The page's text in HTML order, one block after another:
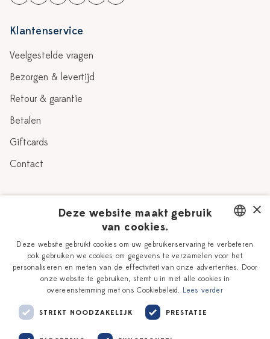
Klantenservice
Veelgestelde vragen
Bezorgen & levertijd
Retour & garantie
Betalen
Giftcards
Contact
Verhaal
Onze plateelschilders
Delfts Blauw
Workshops
Vacatures
Zakelijk
DUTCH
ENGLISH
×
Deze website maakt gebruik
van cookies.
Deze website gebruikt cookies om uw gebruikerservaring te verbeteren
ook gebruiken we cookies om gegevens te verzamelen voor het
personaliseren en meten van de effectiviteit van onze advertenties. Door
onze website te gebruiken, stemt u in met alle cookies in
overeenstemming met ons Cookiebeleid. Lees verder
STRIKT NOODZAKELIJK PRESTATIE